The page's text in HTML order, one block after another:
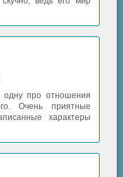
одну про отношения
Очень приятные
характеры